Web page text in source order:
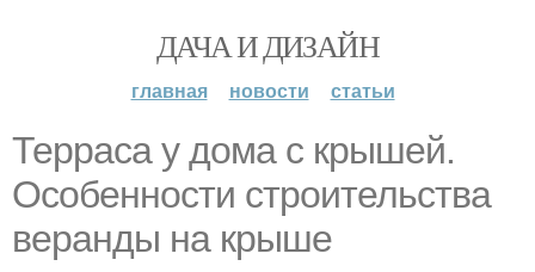
ДАЧА И ДИЗАЙН
главная новости статьи
Терраса у дома с крышей.
Особенности строительства
веранды на крыше